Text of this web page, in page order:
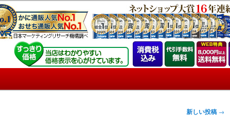
ます。
新しい投稿 →